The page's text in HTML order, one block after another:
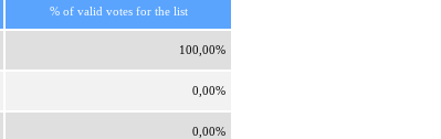
% of valid votes for the list
100,00%
0,00%
0,00%